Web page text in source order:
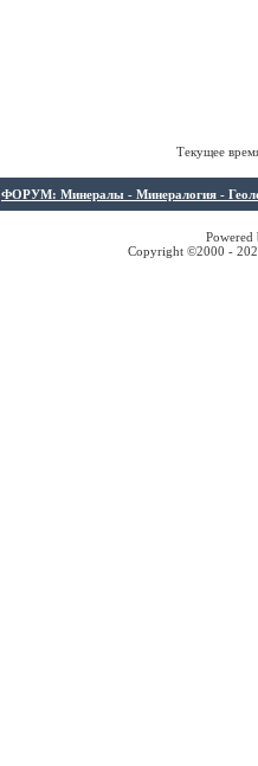
Текущее
ФОРУМ: Минералы - Минералогия -
Copyright ©2000 -